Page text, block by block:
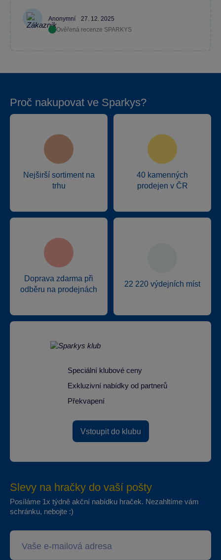
Anonymní
27. 12. 2025
Ověřená recenze SPARKYS
Proč nakupovat ve Sparkys?
Nejširší sortiment na
trhu
40 kamenných
prodejen v ČR
Doprava zdarma při
odběru na prodejnách
22 220 výdejních míst
Speciální klubové ceny
Exkluzivní nabídky od partnerů
Překvapení
Vstoupit do klubu
Slevy na hračky do vaší pošty
Posíláme 1x týdně akční nabídku hraček. Nezahltíme vám
schránku, nebojte :)